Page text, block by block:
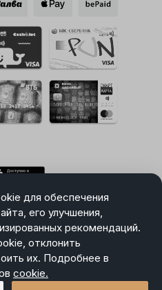
для обеспечения
его улучшения,
рекомендаций.
отклонить
их. Подробнее в
cookie.
Cookie
сайта
персональных данных
соглашение